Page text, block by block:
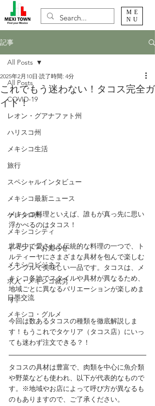
ME
NU
記事
All Posts
COVID-19
レオン・グアナファト州
ハリスコ州
メキシコ生活
旅行
スペシャルインタビュー
メキシコ最新ニュース
ケレタロ州
メキシコシティ
イベント・お知らせ
メキシコビジネス
求人・メキシコ就労
日墨交流
メキシコ・グルメ
All Posts
これでもう迷わない！タコス完全ガ
イド！
2025年2月10日 読了時間: 4分
メキシコ料理といえば、誰もが真っ先に思い
浮かべるのはタコス！
世界中で愛される伝統的な料理の一つで、ト
ルティーヤにさまざまな具材を包んで楽しむ
シンプルで美味しい一品です。タコスは、メ
キシコ各地でスタイルや具材が異なるため、
地域ごとに異なるバリエーションが楽しめま
す。
今回は数あるタコスの種類を徹底解説しま
す！もうこれでタケリア（タコス店）にいっ
ても迷わず注文できる？！
タコスの具材は豊富で、肉類を中心に魚介類
や野菜なども使われ、以下が代表的なもので
す。※地域やお店によって呼び方が異なるも
のもありますので、ご了承ください。